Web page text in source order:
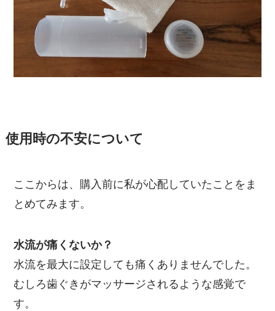
使用時の不安について
ここからは、購入前に私が心配していたことをま
とめてみます。
水流が痛くないか？
水流を最大に設定しても痛くありませんでした。
むしろ歯ぐきがマッサージされるような感覚で
す。